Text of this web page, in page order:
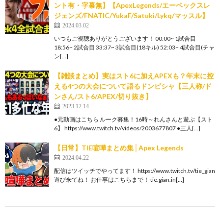
ント有・字幕無】【ApexLegends/エーペックスレ
ジェンズ/FNATIC/YukaF/Satuki/Lykq/マッスル】
2024.03.02
いつもご視聴ありがとうございます！ 00:00~ 1試合目
18:56~ 2試合目 33:37~ 3試合目(18キル) 52:03~ 4試合目(チャ
ン[…]
【雑談まとめ】実はスト6に加えAPEXも？年末に控
える4つの大会について語るドンピシャ【三人称/ド
ンさん/スト6/APEX/切り抜き】
2023.12.14
●元動画はこちら ルーク募集！16時～れんさんと遊ぶ【スト
6】 https://www.twitch.tv/videos/2003677807 ●三人[…]
【日常】TIE喧嘩まとめ集│Apex Legends
2024.04.22
配信はツイッチでやってます！ https://www.twitch.tv/tie_gian
遊び来てね！ お仕事はこちらまで！ tie.gian.in[…]